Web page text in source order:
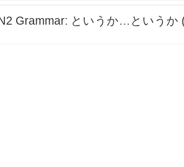
Grammar: というか…というか